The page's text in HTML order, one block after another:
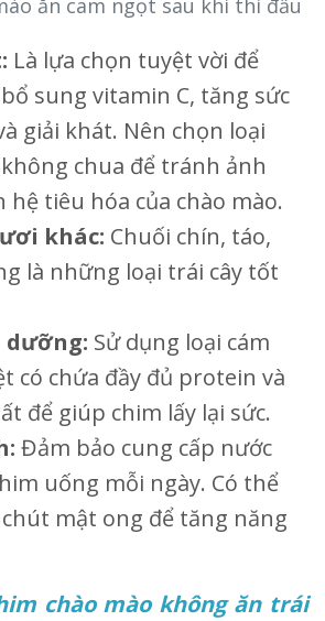
ăn cam ngọt sau khi thi đấu
Là lựa chọn tuyệt vời để
sung vitamin C, tăng sức
giải khát. Nên chọn loại
chua để tránh ảnh
hệ tiêu hóa của chào mào.
khác: Chuối chín, táo,
là những loại trái cây tốt
dưỡng: Sử dụng loại cám
có chứa đầy đủ protein và
để giúp chim lấy lại sức.
Đảm bảo cung cấp nước
uống mỗi ngày. Có thể
mật ong để tăng năng
chào mào không ăn trái